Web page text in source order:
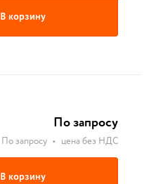
В корзину
По запросу
По запросу • цена без НДС
В корзину